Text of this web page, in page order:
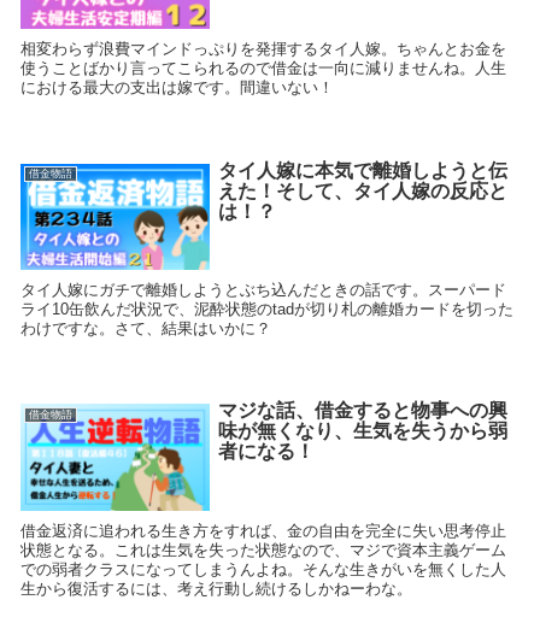
相変わらず浪費マインドっぷりを発揮するタイ人嫁。ちゃんとお金を
使うことばかり言ってこられるので借金は一向に減りませんね。人生
における最大の支出は嫁です。間違いない！
借金物語
タイ人嫁に本気で離婚しようと伝
えた！そして、タイ人嫁の反応と
は！？
タイ人嫁にガチで離婚しようとぶち込んだときの話です。スーパード
ライ10缶飲んだ状況で、泥酔状態のtadが切り札の離婚カードを切った
わけですな。さて、結果はいかに？
借金物語
マジな話、借金すると物事への興
味が無くなり、生気を失うから弱
者になる！
借金返済に追われる生き方をすれば、金の自由を完全に失い思考停止
状態となる。これは生気を失った状態なので、マジで資本主義ゲーム
での弱者クラスになってしまうんよね。そんな生きがいを無くした人
生から復活するには、考え行動し続けるしかねーわな。